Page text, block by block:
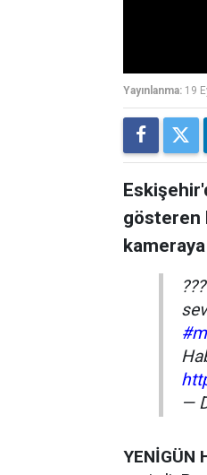
Yayınlanma: 19
gösteren
kameraya
—
YENİGÜN